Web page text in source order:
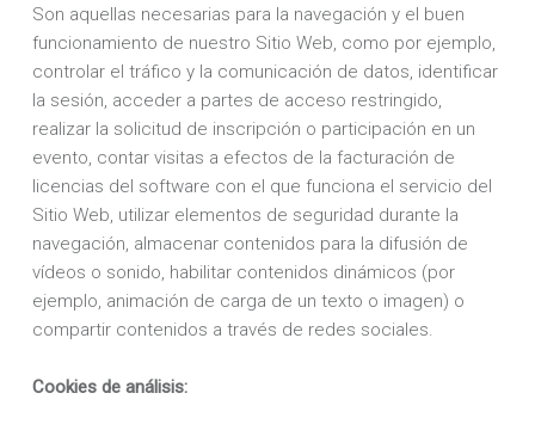
Son aquellas necesarias para la navegación y el buen
funcionamiento de nuestro Sitio Web, como por ejemplo,
controlar el tráfico y la comunicación de datos, identificar
la sesión, acceder a partes de acceso restringido,
realizar la solicitud de inscripción o participación en un
evento, contar visitas a efectos de la facturación de
licencias del software con el que funciona el servicio del
Sitio Web, utilizar elementos de seguridad durante la
navegación, almacenar contenidos para la difusión de
vídeos o sonido, habilitar contenidos dinámicos (por
ejemplo, animación de carga de un texto o imagen) o
compartir contenidos a través de redes sociales.
Cookies de análisis: